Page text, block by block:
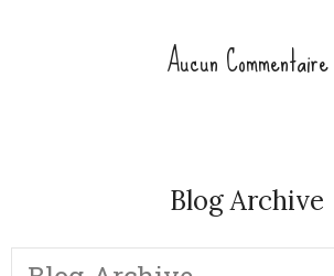
Aucun Commentaire
Blog Archive